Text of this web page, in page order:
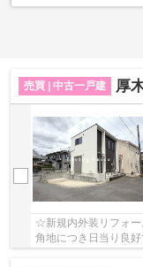
売買 | 中古一戸建 厚
☆新規内外装リフォ
角地につき日当り良